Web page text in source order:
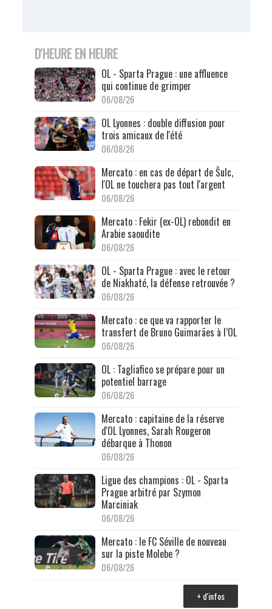
D'HEURE EN HEURE
OL - Sparta Prague : une affluence
qui continue de grimper
06/08/26
OL Lyonnes : double diffusion pour
trois amicaux de l'été
06/08/26
Mercato : en cas de départ de Šulc,
l'OL ne touchera pas tout l'argent
06/08/26
Mercato : Fekir (ex-OL) rebondit en
Arabie saoudite
06/08/26
OL - Sparta Prague : avec le retour
de Niakhaté, la défense retrouvée ?
06/08/26
Mercato : ce que va rapporter le
transfert de Bruno Guimarães à l’OL
06/08/26
OL : Tagliafico se prépare pour un
potentiel barrage
06/08/26
Mercato : capitaine de la réserve
d'OL Lyonnes, Sarah Rougeron
débarque à Thonon
06/08/26
Ligue des champions : OL - Sparta
Prague arbitré par Szymon
Marciniak
06/08/26
Mercato : le FC Séville de nouveau
sur la piste Molebe ?
06/08/26
+ d'infos